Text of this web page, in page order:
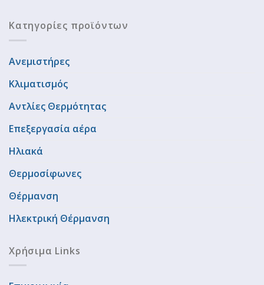
Κατηγορίες προϊόντων
Ανεμιστήρες
Κλιματισμός
Αντλίες Θερμότητας
Επεξεργασία αέρα
Ηλιακά
Θερμοσίφωνες
Θέρμανση
Ηλεκτρική Θέρμανση
Χρήσιμα Links